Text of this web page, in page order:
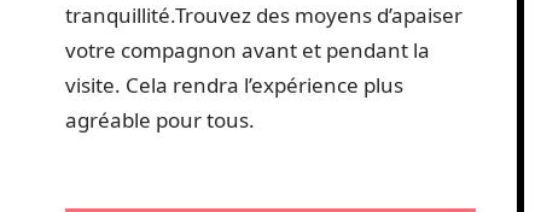
tranquillité.Trouvez des moyens d’apaiser
votre compagnon avant et pendant la
visite. Cela rendra l’expérience plus
agréable pour tous.